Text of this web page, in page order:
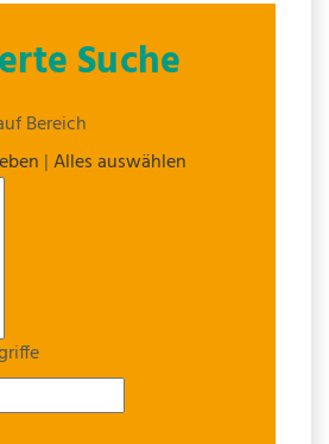
Suche
Bereich
|Alles auswählen